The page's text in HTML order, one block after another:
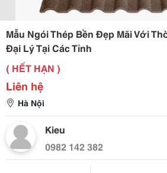
Mẫu Ngói Thép Bền Đẹp Mãi Với
Đại Lý Tại Các Tỉnh
( HẾT HẠN )
Liên hệ
Hà Nội
Kieu
0982 142 382